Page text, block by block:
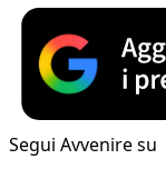
Segui Avvenire su